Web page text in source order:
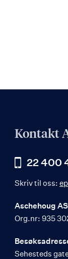
Kontakt
22 400
Skriv til oss:
Aschehoug AS
Org.nr: 935
Sehesteds